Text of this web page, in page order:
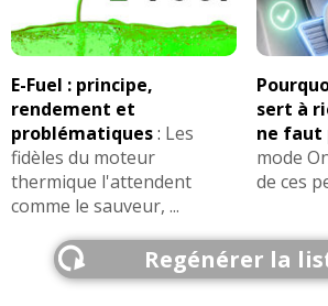
E-Fuel : principe,
rendement et
problématiques: Les
fidèles du moteur
thermique l'attendent
comme le sauveur, ...
sert à
ne faut
mode
de ces
Regénérer la